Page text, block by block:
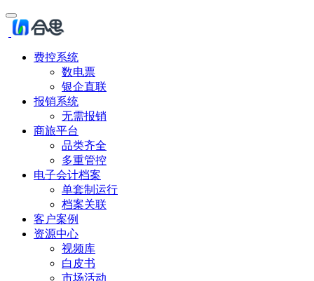
费控系统
数电票
银企直联
报销系统
无需报销
商旅平台
品类齐全
多重管控
电子会计档案
单套制运行
档案关联
客户案例
资源中心
视频库
白皮书
市场活动